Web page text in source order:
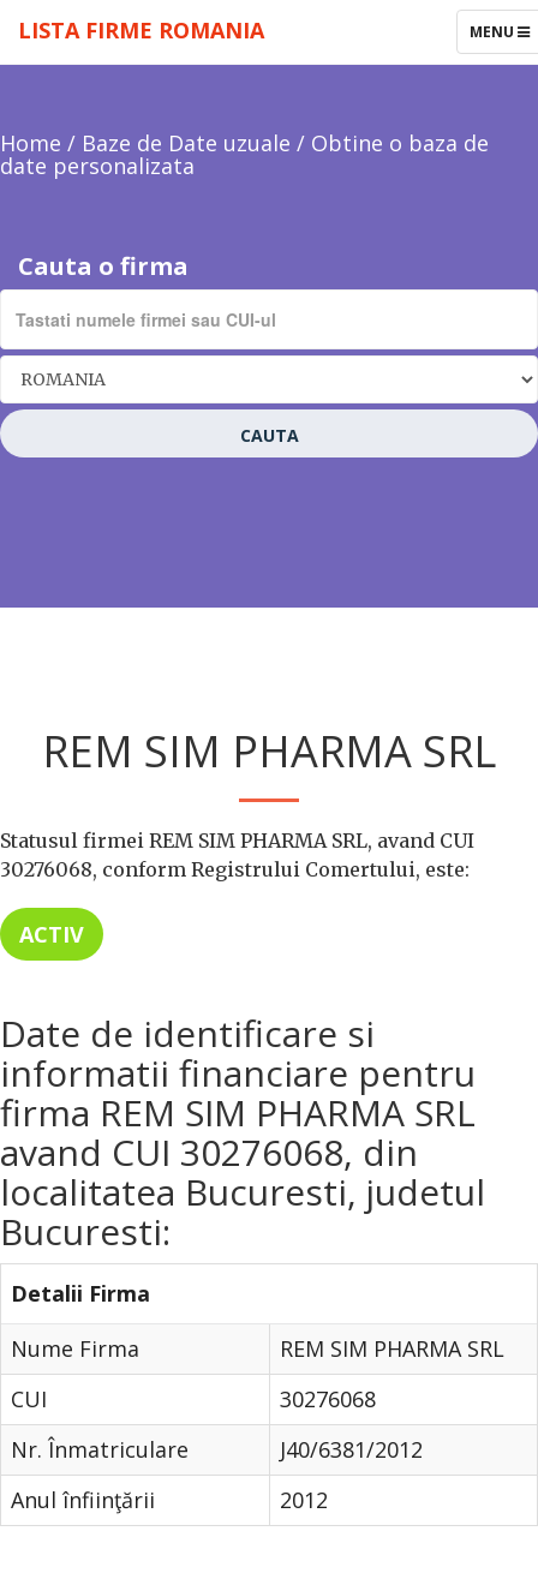
TOGGLE
MENU
LISTA FIRME ROMANIA
Home / Baze de Date uzuale / Obtine o baza de
date personalizata
Cauta o firma
CAUTA
REM SIM PHARMA SRL
Statusul firmei REM SIM PHARMA SRL, avand CUI
30276068, conform Registrului Comertului, este:
ACTIV
Date de identificare si
informatii financiare pentru
firma REM SIM PHARMA SRL
avand CUI 30276068, din
localitatea Bucuresti, judetul
Bucuresti:
Detalii Firma
Nume Firma
REM SIM PHARMA SRL
CUI
30276068
Nr. Înmatriculare
J40/6381/2012
Anul înfiinţării
2012